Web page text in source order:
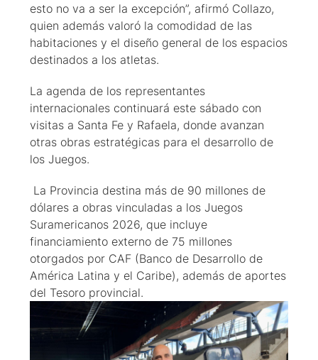
esto no va a ser la excepción”, afirmó Collazo,
quien además valoró la comodidad de las
habitaciones y el diseño general de los espacios
destinados a los atletas.
La agenda de los representantes
internacionales continuará este sábado con
visitas a Santa Fe y Rafaela, donde avanzan
otras obras estratégicas para el desarrollo de
los Juegos.
La Provincia destina más de 90 millones de
dólares a obras vinculadas a los Juegos
Suramericanos 2026, que incluye
financiamiento externo de 75 millones
otorgados por CAF (Banco de Desarrollo de
América Latina y el Caribe), además de aportes
del Tesoro provincial.